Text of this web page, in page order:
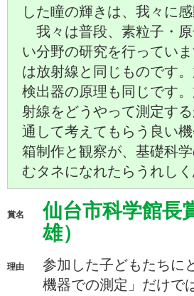
した瞳の輝きは、我々に
我々は普段、素粒子・
い分野の研究を行ってい
は放射線と同じものです
検出器の原理も同じです
射線をどうやって測定す
通して考えてもらう良い
箱制作と観察が、基礎科
むタネになれたらうれしく
賞名
仙台市科学館
雄）
理由
参加した子どもたちに
機器での測定」だけで